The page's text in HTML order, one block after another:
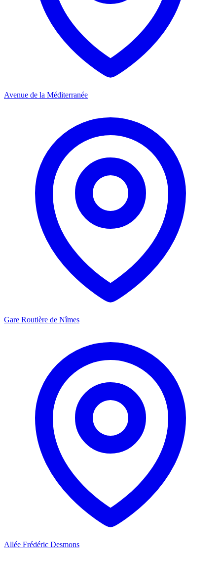
Avenue de la Méditerranée
Gare Routière de Nîmes
Allée Frédéric Desmons